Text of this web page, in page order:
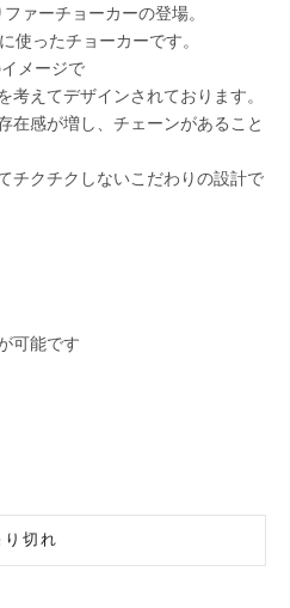
ァーチョーカーの登場。
使ったチョーカーです。
メージで
えてデザインされております。
在感が増し、チェーンがあること
チクチクしないこだわりの設計で
可能です
り切れ